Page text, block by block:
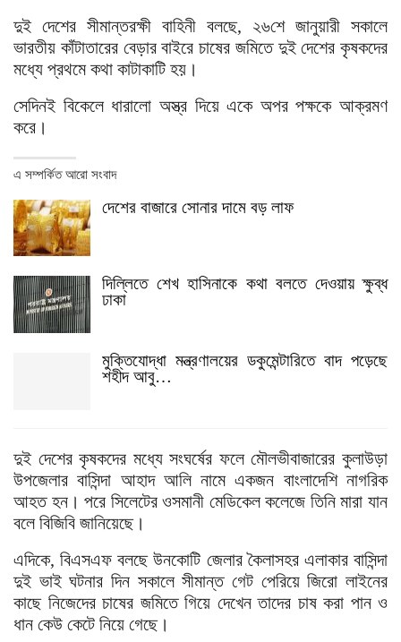
দুই দেশের সীমান্তরক্ষী বাহিনী বলছে, ২৬শে জানুয়ারী সকালে
ভারতীয় কাঁটাতারের বেড়ার বাইরে চাষের জমিতে দুই দেশের কৃষকদের
মধ্যে প্রথমে কথা কাটাকাটি হয়।
সেদিনই বিকেলে ধারালো অস্ত্র দিয়ে একে অপর পক্ষকে আক্রমণ
করে।
এ সম্পর্কিত আরো সংবাদ
দেশের বাজারে সোনার দামে বড় লাফ
দিল্লিতে শেখ হাসিনাকে কথা বলতে দেওয়ায় ক্ষুব্ধ
ঢাকা
মুক্তিযোদ্ধা মন্ত্রণালয়ের ডকুমেন্টারিতে বাদ পড়েছে
শহীদ আবু…
দুই দেশের কৃষকদের মধ্যে সংঘর্ষের ফলে মৌলভীবাজারের কুলাউড়া
উপজেলার বাসিন্দা আহাদ আলি নামে একজন বাংলাদেশি নাগরিক
আহত হন। পরে সিলেটের ওসমানী মেডিকেল কলেজে তিনি মারা যান
বলে বিজিবি জানিয়েছে।
এদিকে, বিএসএফ বলছে উনকোটি জেলার কৈলাসহর এলাকার বাসিন্দা
দুই ভাই ঘটনার দিন সকালে সীমান্ত গেট পেরিয়ে জিরো লাইনের
কাছে নিজেদের চাষের জমিতে গিয়ে দেখেন তাদের চাষ করা পান ও
ধান কেউ কেটে নিয়ে গেছে।